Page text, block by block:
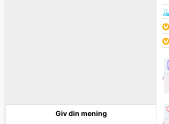
Giv din mening